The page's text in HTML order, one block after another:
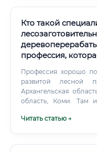
Кто такой
профессия,
Профессия хорошо
развитой лесной
Архангельская
область, Коми. Там
устроиться после
Читать статью →